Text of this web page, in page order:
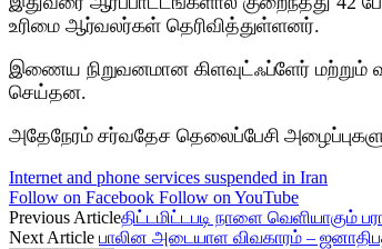
உரிமை ஆர்வலர்கள் தெரிவித்துள்ளனர்.
இணைய நிறுவனமான கிளவுட்ஃப்ளேர்
செய்தன.
அதேநேரம் சர்வதேச தெலைப்பேசி
Internet and phone services suspended in Iran
Follow on Facebook Follow on YouTube
Previous Articleதிட்டமிட்டபடி நாளை வெளியாகும்
Next Article பாலின அடையாள விவகாரம் –